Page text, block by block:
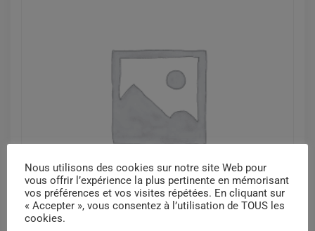
Nous utilisons des cookies sur notre site Web pour